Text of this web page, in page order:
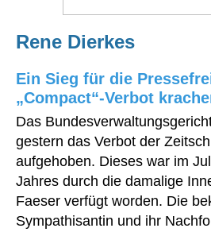
Rene Dierkes
Ein Sieg für die
„Compact“-Verbot
Das
gestern das Verbot der
aufgehoben. Dieses war im
Jahres durch die damalige
Faeser verfügt worden. Die
Sympathisantin und ihr